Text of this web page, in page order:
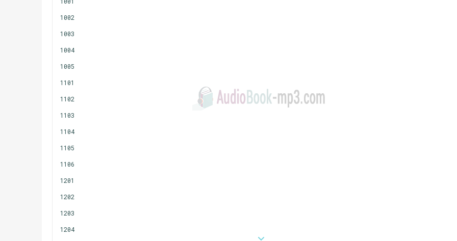
1002
1003
1004
1005
1101
1102
1103
1104
1105
1106
1201
1202
1203
1204